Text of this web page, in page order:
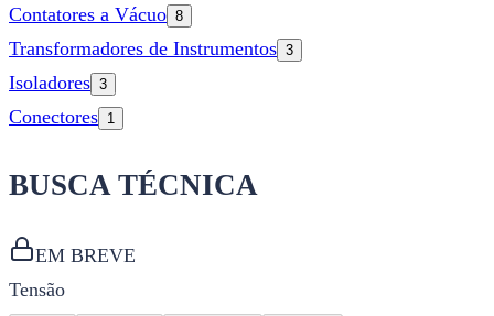
Contatores a Vácuo 8
Transformadores de Instrumentos 3
Isoladores 3
Conectores 1
BUSCA TÉCNICA
EM BREVE
Tensão